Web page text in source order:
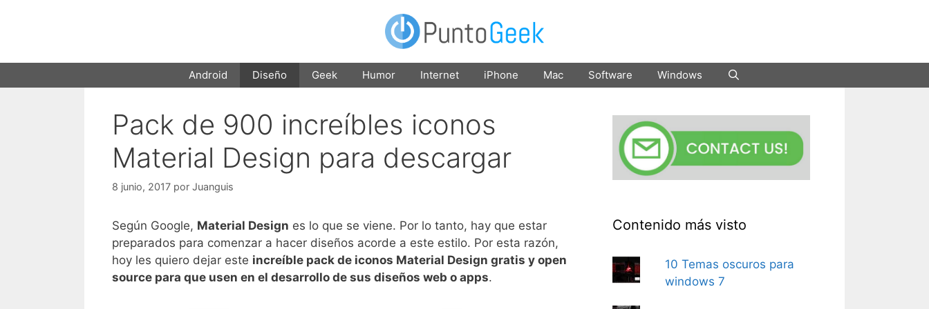
Android Diseño Geek Humor Internet iPhone Mac Software Windows
Pack de 900 increíbles iconos
Material Design para descargar
8 junio, 2017 por Juanguis
Según Google, Material Design es lo que se viene. Por lo tanto, hay que estar
preparados para comenzar a hacer diseños acorde a este estilo. Por esta razón,
hoy les quiero dejar este increíble pack de iconos Material Design gratis y open
source para que usen en el desarrollo de sus diseños web o apps.
Contenido más visto
10 Temas oscuros para
windows 7